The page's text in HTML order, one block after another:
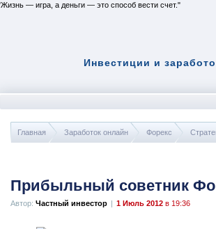
Инвестиции и
Жизнь — игра, а деньги — это способ вести счет.
Главная Заработок онлайн Форекс
Прибыльный советник
Автор: Частный инвестор | 1 Июль 2012 в 19:36